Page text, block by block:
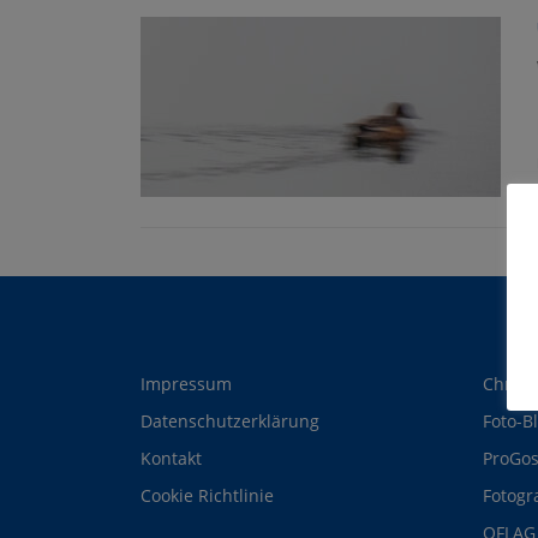
Impressum
Datenschutzerklärung
Kontakt
Cookie Richtlinie
Foto-